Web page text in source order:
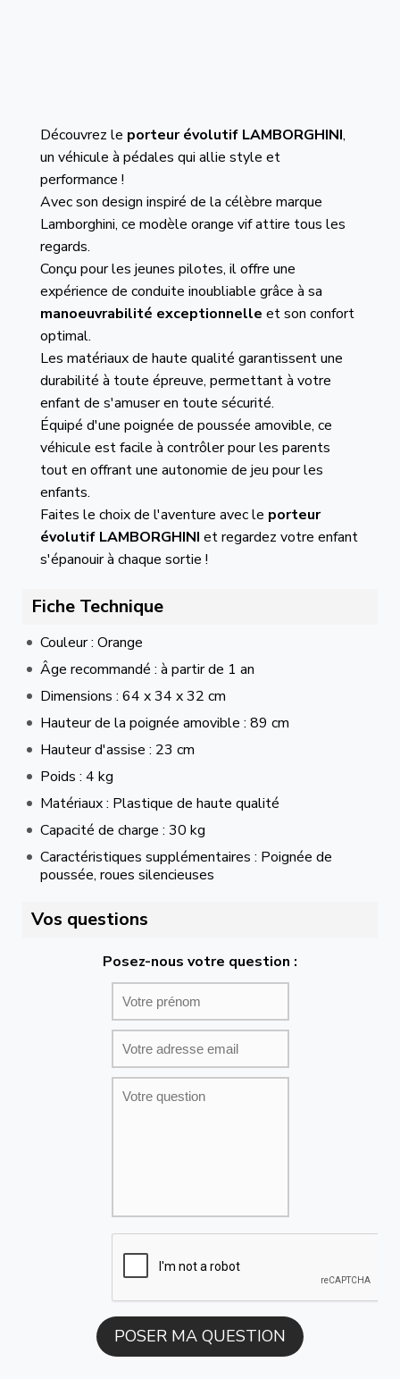
Découvrez le porteur évolutif LAMBORGHINI,
un véhicule à pédales qui allie style et
performance !
Avec son design inspiré de la célèbre marque
Lamborghini, ce modèle orange vif attire tous les
regards.
Conçu pour les jeunes pilotes, il offre une
expérience de conduite inoubliable grâce à sa
manoeuvrabilité exceptionnelle et son confort
optimal.
Les matériaux de haute qualité garantissent une
durabilité à toute épreuve, permettant à votre
enfant de s'amuser en toute sécurité.
Équipé d'une poignée de poussée amovible, ce
véhicule est facile à contrôler pour les parents
tout en offrant une autonomie de jeu pour les
enfants.
Faites le choix de l'aventure avec le porteur
évolutif LAMBORGHINI et regardez votre enfant
s'épanouir à chaque sortie !
Fiche Technique
Couleur : Orange
Âge recommandé : à partir de 1 an
Dimensions : 64 x 34 x 32 cm
Hauteur de la poignée amovible : 89 cm
Hauteur d'assise : 23 cm
Poids : 4 kg
Matériaux : Plastique de haute qualité
Capacité de charge : 30 kg
Caractéristiques supplémentaires : Poignée de
poussée, roues silencieuses
Vos questions
Posez-nous votre question :